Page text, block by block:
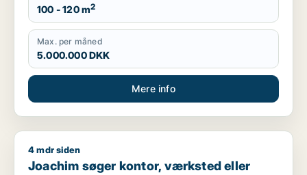
100 - 120 m2
Max. per måned
5.000.000 DKK
Mere info
Joachim søger kontor, værksted eller
4 mdr siden
Joachim søger kontor, værksted eller